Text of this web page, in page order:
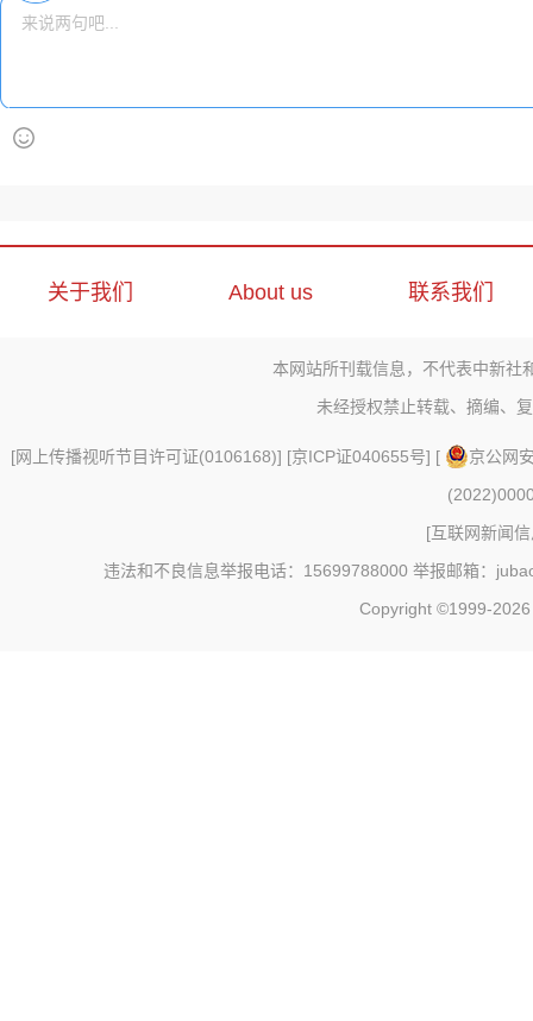
关于我们 About us 联系我们
本网站所刊载信息，不代表中新社
未经授权禁止转载、摘编、
[网上传播视听节目许可证(0106168)] [京ICP证040655号] [
京公网
[互联网新闻
违法和不良信息举报电话：15699788000 举报邮箱：
Copyright ©1999-